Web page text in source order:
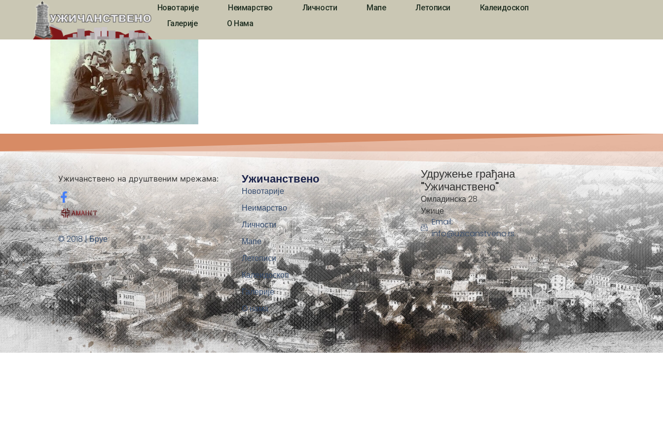
Новотарије Неимарство Личности Мапе Летописи
Калеидоскоп
Галерије
О Нама
ukvn_19v_00019
Ужичанствено на друштвеним мрежама:
© 2018 | Бруе
Ужичанствено
Новотарије
Неимарство
Личности
Мапе
Летописи
Калеидоскоп
Галерије
О нама
Удружење грађана
"Ужичанствено"
Омладинска 28
Ужице
Email:
info@uzicanstveno.rs